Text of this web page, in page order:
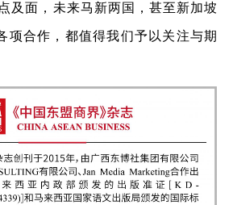
及面，未来马新两国，甚至新加坡
项合作，都值得我们予以关注与期